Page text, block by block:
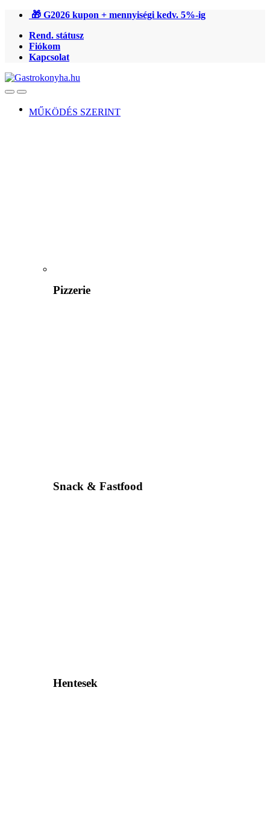
Ugrás
navigációhoz
Ugrás
tartalomra
🎁 G2026 kupon + mennyiségi kedv. 5%-ig
Rend. státusz
Fiókom
Kapcsolat
OpenClose
MŰKÖDÉS SZERINT
Pizzerie
Snack & Fastfood
Hentesek